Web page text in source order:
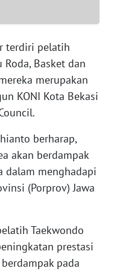
terdiri pelatih
Roda, Basket dan
merupakan
KONI Kota Bekasi
berharap,
akan berdampak
dalam menghadapi
(Porprov) Jawa
Taekwondo
prestasi
pada